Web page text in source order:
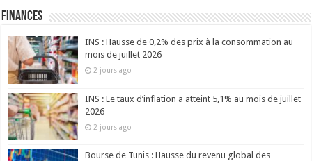
Finances
INS : Hausse de 0,2% des prix à la consommation au
mois de juillet 2026
2 jours ago
INS : Le taux d’inflation a atteint 5,1% au mois de juillet
2026
2 jours ago
Bourse de Tunis : Hausse du revenu global des